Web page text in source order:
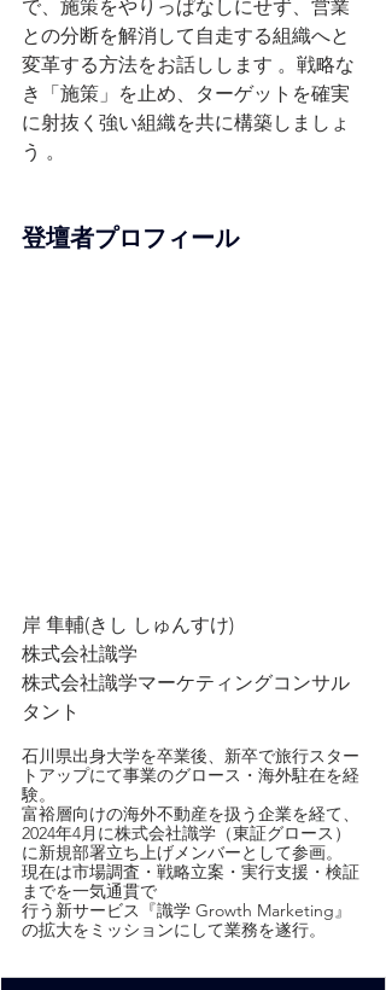
で、施策をやりっぱなしにせず、営業
との分断を解消して自走する組織へと
変革する方法をお話しします 。戦略な
き「施策」を止め、ターゲットを確実
に射抜く強い組織を共に構築しましょ
う 。
登壇者プロフィール
岸 隼輔(きし しゅんすけ)
株式会社識学
株式会社識学マーケティングコンサル
タント
石川県出身大学を卒業後、新卒で旅行スター
トアップにて事業のグロース・海外駐在を経
験。
富裕層向けの海外不動産を扱う企業を経て、
2024年4月に株式会社識学（東証グロース）
に新規部署立ち上げメンバーとして参画。
現在は市場調査・戦略立案・実行支援・検証
までを一気通貫で
行う新サービス『識学 Growth Marketing』
の拡大をミッションにして業務を遂行。